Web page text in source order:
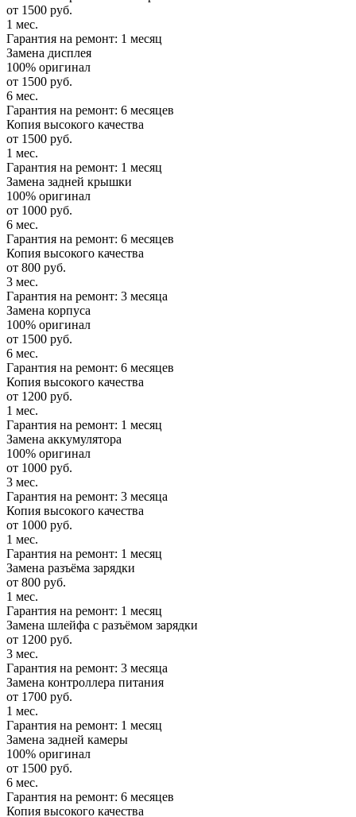
от 1500 руб.
1 мес.
Гарантия на ремонт: 1 месяц
Замена дисплея
100% оригинал
от 1500 руб.
6 мес.
Гарантия на ремонт: 6 месяцев
Копия высокого качества
от 1500 руб.
1 мес.
Гарантия на ремонт: 1 месяц
Замена задней крышки
100% оригинал
от 1000 руб.
6 мес.
Гарантия на ремонт: 6 месяцев
Копия высокого качества
от 800 руб.
3 мес.
Гарантия на ремонт: 3 месяца
Замена корпуса
100% оригинал
от 1500 руб.
6 мес.
Гарантия на ремонт: 6 месяцев
Копия высокого качества
от 1200 руб.
1 мес.
Гарантия на ремонт: 1 месяц
Замена аккумулятора
100% оригинал
от 1000 руб.
3 мес.
Гарантия на ремонт: 3 месяца
Копия высокого качества
от 1000 руб.
1 мес.
Гарантия на ремонт: 1 месяц
Замена разъёма зарядки
от 800 руб.
1 мес.
Гарантия на ремонт: 1 месяц
Замена шлейфа с разъёмом зарядки
от 1200 руб.
3 мес.
Гарантия на ремонт: 3 месяца
Замена контроллера питания
от 1700 руб.
1 мес.
Гарантия на ремонт: 1 месяц
Замена задней камеры
100% оригинал
от 1500 руб.
6 мес.
Гарантия на ремонт: 6 месяцев
Копия высокого качества